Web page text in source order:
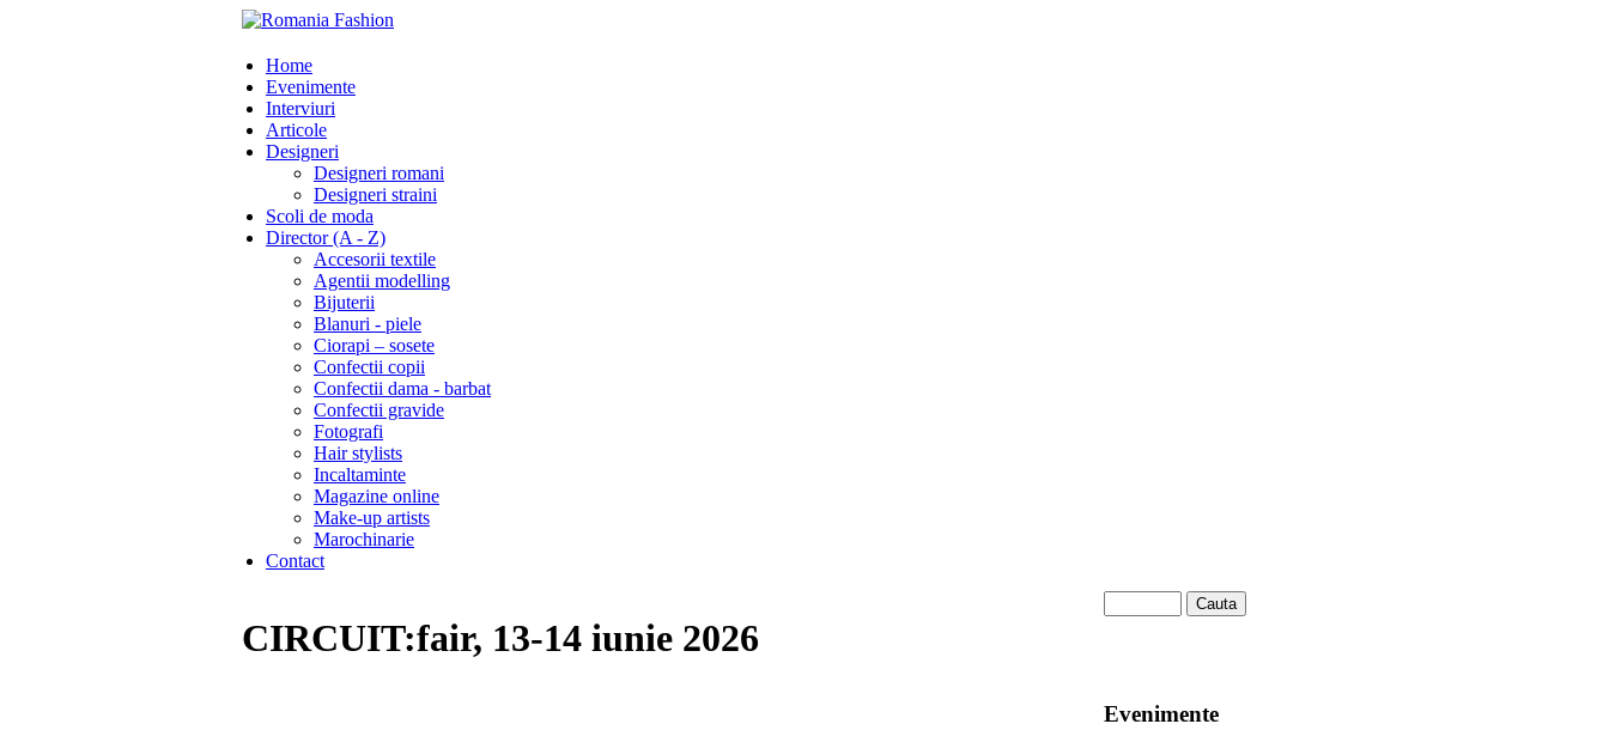
Home
Evenimente
Interviuri
Articole
Designeri
Designeri romani
Designeri straini
Scoli de moda
Director (A - Z)
Accesorii textile
Agentii modelling
Bijuterii
Blanuri - piele
Ciorapi – sosete
Confectii copii
Confectii dama - barbat
Confectii gravide
Fotografi
Hair stylists
Incaltaminte
Magazine online
Make-up artists
Marochinarie
Contact
CIRCUIT:fair, 13-14 iunie 2026
Evenimente